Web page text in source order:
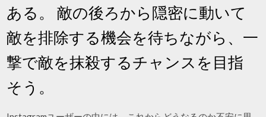
ある。 敵の後ろから隠密に動いて
敵を排除する機会を待ちながら、一
撃で敵を抹殺するチャンスを目指
そう。